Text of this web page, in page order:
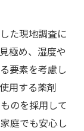
た現地調査に
極め、湿度や
要素を考慮し
用する薬剤
のを採用して
庭でも安心し